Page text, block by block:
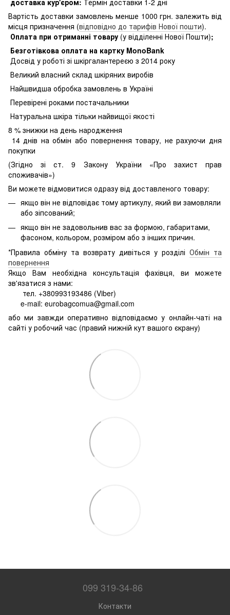
доставка кур'єром: Термін доставки 1-2 дні
Вартість доставки замовлень менше 1000 грн. залежить від
місця призначення (відповідно до тарифів Нової пошти).
Оплата при отриманні товару (у відділенні Нової Пошти);
Безготівкова оплата на картку MonoBank
Досвід у роботі зі шкіргалантереєю з 2014 року
Великий власний склад шкіряних виробів
Найшвидша обробка замовлень в Україні
Перевірені роками постачальники
Натуральна шкіра тільки найвищої якості
8 % знижки на день народження
14 днів на обмін або повернення товару, не рахуючи дня
покупки
(Згідно зі ст. 9 Закону України «Про захист прав
споживачів»)
Ви можете відмовитися одразу від доставленого товару:
якщо він не відповідає тому артикулу, який ви замовляли
або зіпсований;
якщо він не задовольнив вас за формою, габаритами,
фасоном, кольором, розміром або з інших причин.
*Правила обміну та возврату дивіться у розділі Обмін та
повернення
Якщо Вам необхідна консультація фахівця, ви можете
зв'язатися з нами:
тел. +380993193486 (Viber)
e-mail: eurobagcomua@gmail.com
або ми завжди оперативно відповідаємо у онлайн-чаті на
сайті у робочий час (правий нижній кут вашого єкрану)
099 319-34-86
Контакти